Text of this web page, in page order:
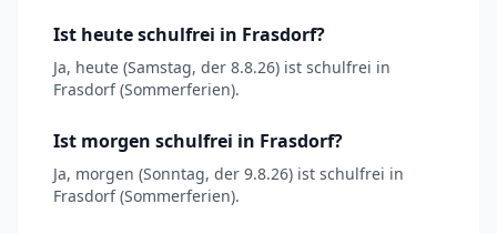
Ist heute schulfrei in Frasdorf?
Ja, heute (Samstag, der 8.8.26) ist schulfrei in
Frasdorf (Sommerferien).
Ist morgen schulfrei in Frasdorf?
Ja, morgen (Sonntag, der 9.8.26) ist schulfrei in
Frasdorf (Sommerferien).